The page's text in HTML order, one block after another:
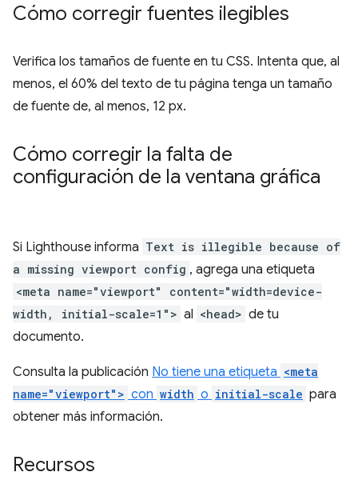
Cómo corregir fuentes ilegibles
Verifica los tamaños de fuente en tu CSS. Intenta que, al
menos, el 60% del texto de tu página tenga un tamaño
de fuente de, al menos, 12 px.
Cómo corregir la falta de
configuración de la ventana gráfica
Si Lighthouse informa Text is illegible because of
a missing viewport config , agrega una etiqueta
<meta name="viewport" content="width=device-
width, initial-scale=1"> al <head> de tu
documento.
Consulta la publicación No tiene una etiqueta <meta
name="viewport"> con width o initial-scale para
obtener más información.
Recursos